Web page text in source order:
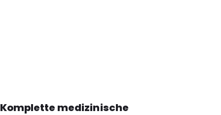
Komplette medizinische